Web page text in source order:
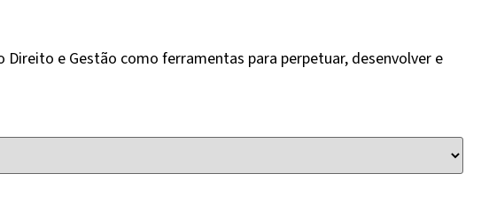
e Gestão como ferramentas para perpetuar, desenvolver e